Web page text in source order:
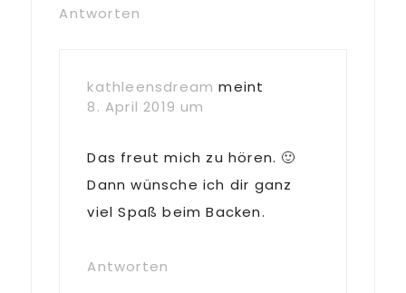
Antworten
kathleensdream meint
8. April 2019 um
Das freut mich zu hören. 🙂
Dann wünsche ich dir ganz
viel Spaß beim Backen.
Antworten